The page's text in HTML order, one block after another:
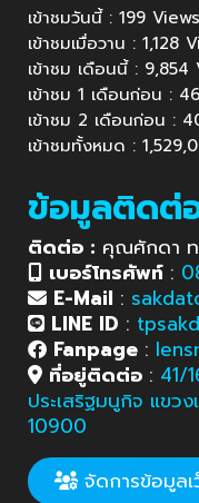
เข้าชมวันนี้ : 199 Views
เข้าชมเมื่อวาน : 1,128
เข้าชม เดือนนี้ : 9,854
เข้าชม 1 เดือนก่อน :
เข้าชม 2 เดือนก่อน :
เข้าชมทั้งหมด :
ข้อมูลติดต่
ติดต่อ : คุณศักดา
เบอร์โทรศัพท์ :
E-Mail :
LINE ID :
Fanpage :
ที่อยู่ติดต่อ : 41/
ประเสริฐมนูกิจ แขว
10900
จัดการข้อมูล